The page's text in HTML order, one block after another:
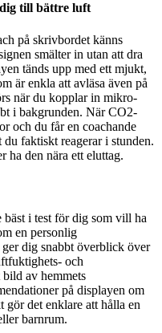
till bättre luft
på skrivbordet känns
smälter in utan att dra
tänds upp med ett mjukt,
är enkla att avläsa även på
när du kopplar in mikro-
i bakgrunden. När CO2-
och du får en coachande
faktiskt reagerar i stunden.
ha den nära ett eluttag.
bäst i test för dig som vill ha
en personlig
dig snabbt överblick över
och
av hemmets
på displayen om
gör det enklare att hålla en
barnrum.